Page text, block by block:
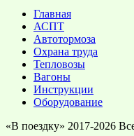
Главная
АСПТ
Автотормоза
Охрана труда
Тепловозы
Вагоны
Инструкции
Оборудование
«В поездку» 2017-2026